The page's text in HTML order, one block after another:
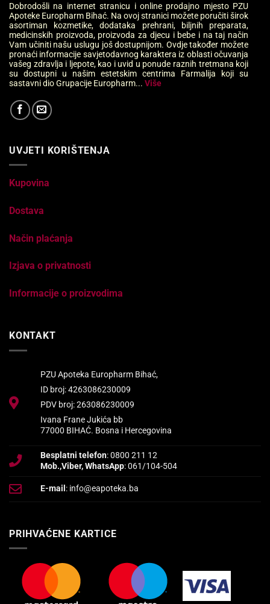
Dobrodošli na internet stranicu i online prodajno mjesto PZU
Apoteke Europharm Bihać. Na ovoj stranici možete poručiti širok
asortiman kozmetike, dodataka prehrani, biljnih preparata,
medicinskih proizvoda, proizvoda za djecu i bebe i na taj način
Vam učiniti našu uslugu još dostupnijom. Ovdje također možete
pronaći informacije savjetodavnog karaktera iz oblasti očuvanja
vašeg zdravlja i ljepote, kao i uvid u ponude raznih tretmana koji
su dostupni u našim estetskim centrima Farmalija koji su
sastavni dio Grupacije Europharm... Više
UVJETI KORIŠTENJA
Kupovina
Dostava
Način plaćanja
Izjava o privatnosti
Informacije o proizvodima
KONTAKT
PZU Apoteka Europharm Bihać,
ID broj: 4263086230009
PDV broj: 263086230009
Ivana Frane Jukića bb
77000 BIHAĆ. Bosna i Hercegovina
Besplatni telefon: 0800 211 12
Mob.,Viber, WhatsApp: 061/104-504
E-mail : info@eapoteka.ba
PRIHVAĆENE KARTICE